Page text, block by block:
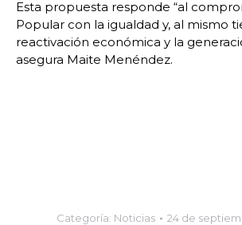
Esta propuesta responde “al
Popular con la igualdad y, al mismo
reactivación económica y la
asegura Maite Menéndez.
Categoría: Noticias 24 de